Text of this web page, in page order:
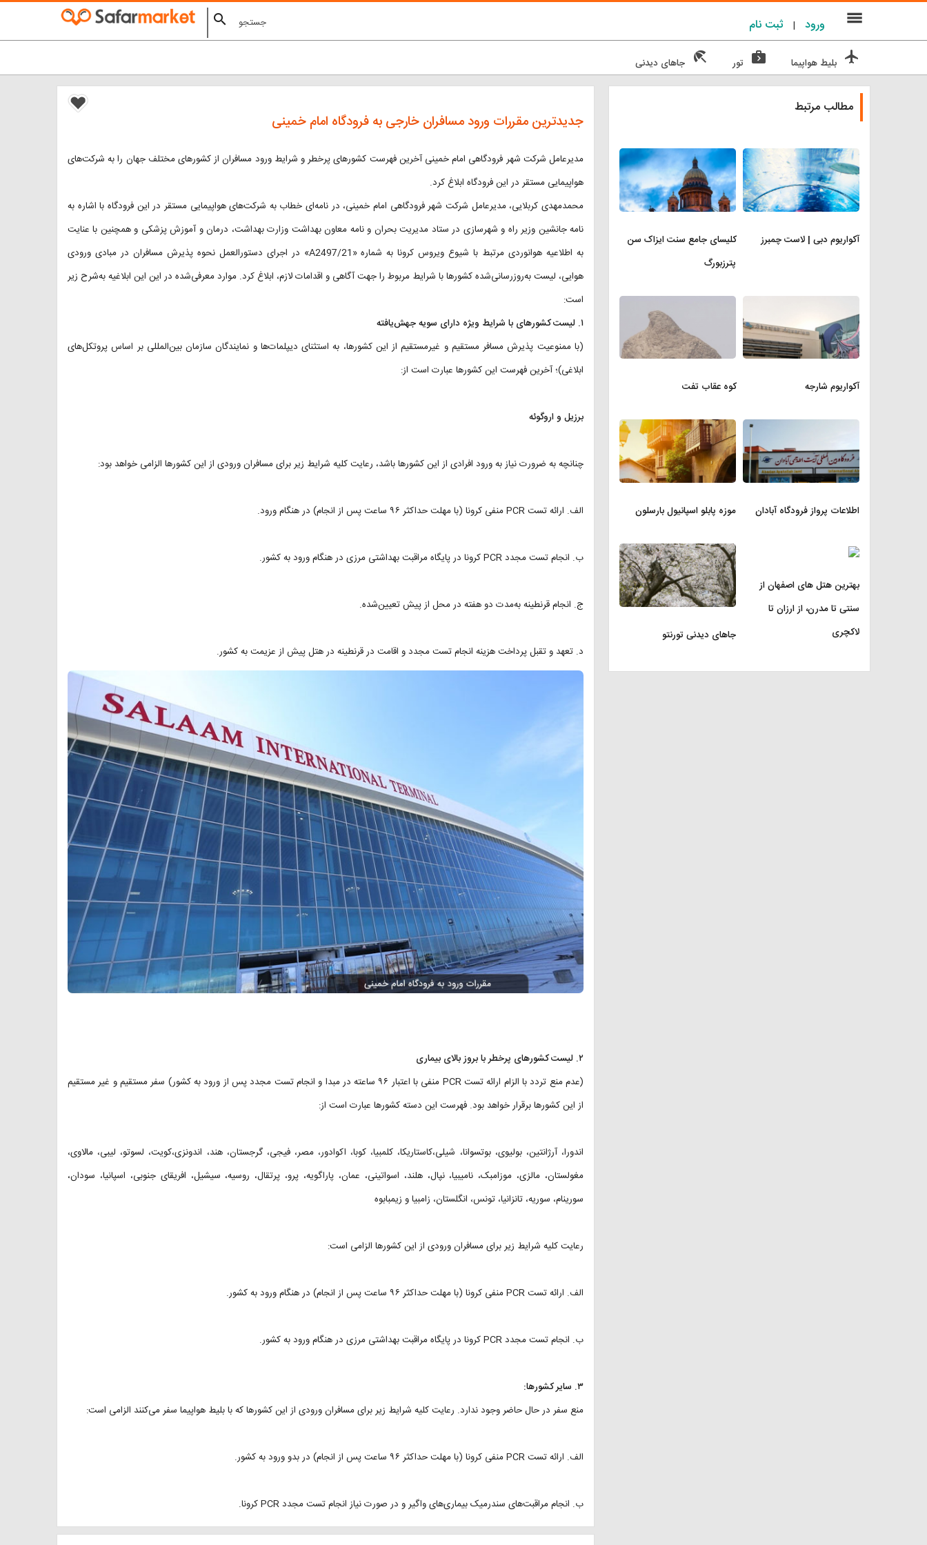
search ثبت نام | ورود menu
flight بلیط هواپیما next_week تور beach_access جاهای دیدنی
جدیدترین مقررات ورود مسافران خارجی به فرودگاه امام خمینی
مدیرعامل شرکت شهر فرودگاهی امام خمینی آخرین فهرست کشورهای پرخطر و شرایط ورود مسافران از کشورهای مختلف جهان را به شرکت‌های
هواپیمایی مستقر در این فرودگاه ابلاغ کرد.
محمدمهدی کربلایی، مدیرعامل شرکت شهر فرودگاهی امام خمینی، در نامه‌ای خطاب به شرکت‌های هواپیمایی مستقر در این فرودگاه با اشاره به
نامه جانشین وزیر راه و شهرسازی در ستاد مدیریت بحران و نامه معاون بهداشت وزارت بهداشت، درمان و آموزش پزشکی و همچنین با عنایت
به اطلاعیه هوانوردی مرتبط با شیوع ویروس کرونا به شماره «A2497/21» در اجرای دستورالعمل نحوه پذیرش مسافران در مبادی ورودی
هوایی، لیست به‌روزرسانی‌شده کشورها با شرایط مربوط را جهت آگاهی و اقدامات لازم، ابلاغ کرد. موارد معرفی‌شده در این این ابلاغیه به‌شرح زیر
است:
۱. لیست کشورهای با شرایط ویژه دارای سویه جهش‌یافته
(با ممنوعیت پذیرش مسافر مستقیم و غیرمستقیم از این کشورها، به استثنای دیپلمات‌ها و نمایندگان سازمان بین‌المللی بر اساس پروتکل‌های
ابلاغی)؛ آخرین فهرست این کشورها عبارت است از:
برزیل و اروگوئه
چنانچه به ضرورت نیاز به ورود افرادی از این کشورها باشد، رعایت کلیه شرایط زیر برای مسافران ورودی از این کشورها الزامی خواهد بود:
الف. ارائه تست PCR منفی کرونا (با مهلت حداکثر ۹۶ ساعت پس از انجام) در هنگام ورود.
ب. انجام تست مجدد PCR کرونا در پایگاه مراقبت بهداشتی مرزی در هنگام ورود به کشور.
ج. انجام قرنطینه به‌مدت دو هفته در محل از پیش تعیین‌شده.
د. تعهد و تقبل پرداخت هزینه انجام تست مجدد و اقامت در قرنطینه در هتل پیش از عزیمت به کشور.
۲. لیست کشورهای پرخطر با بروز بالای بیماری
(عدم منع تردد با الزام ارائه تست PCR منفی با اعتبار ۹۶ ساعته در مبدا و انجام تست مجدد پس از ورود به کشور) سفر مستقیم و غیر مستقیم
از این کشورها برقرار خواهد بود. فهرست این دسته کشورها عبارت است از:
اندورا، آرژانتین، بولیوی، بوتسوانا، شیلی،کاستاریکا، کلمبیا، کوبا، اکوادور، مصر، فیجی، گرجستان، هند، اندونزی،کویت، لسوتو، لیبی، مالاوی،
مغولستان، مالزی، موزامبک، نامیبیا، نپال، هلند، اسواتینی، عمان، پاراگویه، پرو، پرتقال، روسیه، سیشیل، افریقای جنوبی، اسپانیا، سودان،
سورینام، سوریه، تانزانیا، تونس، انگلستان، زامبیا و زیمبابوه
رعایت کلیه شرایط زیر برای مسافران ورودی از این کشورها الزامی است:
الف. ارائه تست PCR منفی کرونا (با مهلت حداکثر ۹۶ ساعت پس از انجام) در هنگام ورود به کشور.
ب. انجام تست مجدد PCR کرونا در پایگاه مراقبت بهداشتی مرزی در هنگام ورود به کشور.
۳. سایر کشورها:
منع سفر در حال حاضر وجود ندارد. رعایت کلیه شرایط زیر برای مسافران ورودی از این کشورها که با بلیط هواپیما سفر می‌کنند الزامی است:
الف. ارائه تست PCR منفی کرونا (با مهلت حداکثر ۹۶ ساعت پس از انجام) در بدو ورود به کشور.
ب. انجام مراقبت‌های سندرمیک بیماری‌های واگیر و در صورت نیاز انجام تست مجدد PCR کرونا.
مطالب مرتبط
آکواریوم دبی | لاست چمبرز
کلیسای جامع سنت ایزاک سن
پترزبورگ
آکواریوم شارجه کوه عقاب تفت
اطلاعات پرواز فرودگاه آبادان موزه پابلو اسپانیول بارسلون
بهترین هتل های اصفهان از
سنتی تا مدرن، از ارزان تا
لاکچری
جاهای دیدنی تورنتو